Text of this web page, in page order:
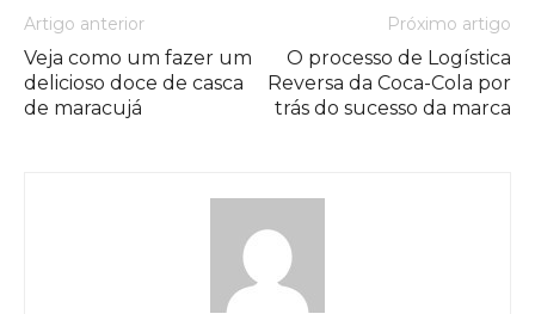
Artigo anterior
Veja como um fazer um
delicioso doce de casca
de maracujá
Próximo artigo
O processo de Logística
Reversa da Coca-Cola por
trás do sucesso da marca